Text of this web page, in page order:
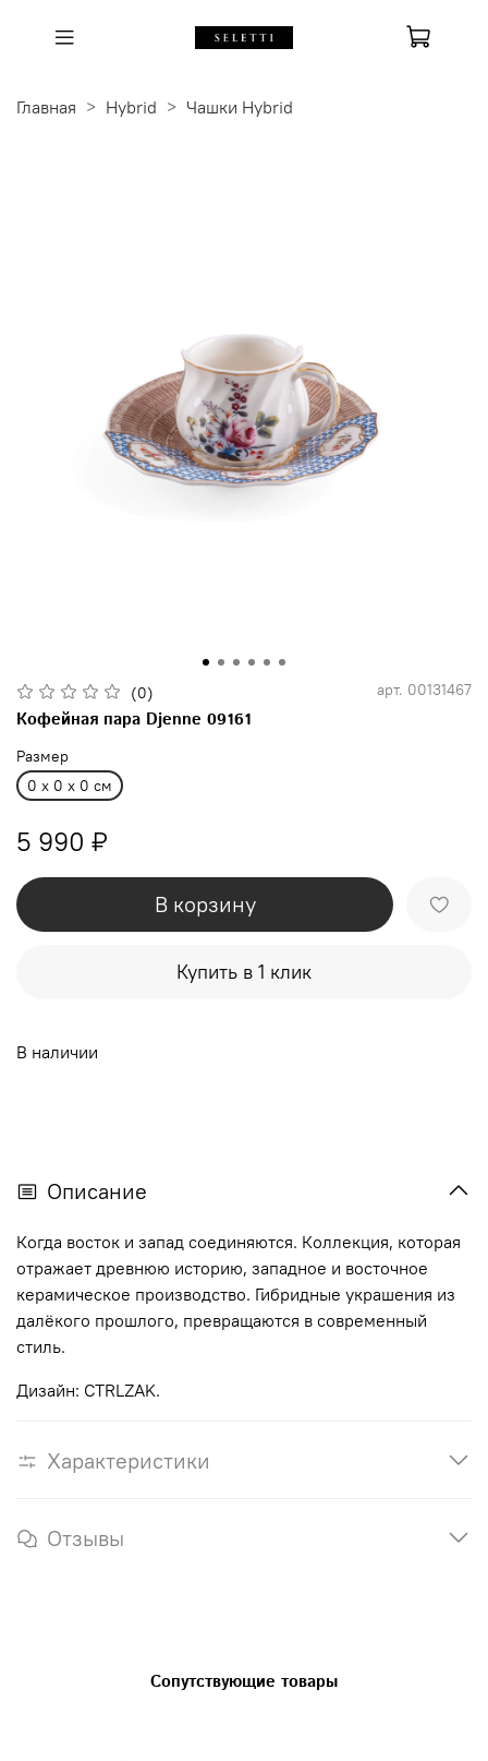
Главная Hybrid Чашки Hybrid
(0) арт. 00131467
Кофейная пара Djenne 09161
Размер
0 x 0 x 0 см
5 990 ₽
В корзину
Купить в 1 клик
В наличии
Описание
Когда восток и запад соединяются. Коллекция, которая
отражает древнюю историю, западное и восточное
керамическое производство. Гибридные украшения из
далёкого прошлого, превращаются в современный
стиль.
Дизайн: CTRLZAK.
Характеристики
Отзывы
Сопутствующие товары